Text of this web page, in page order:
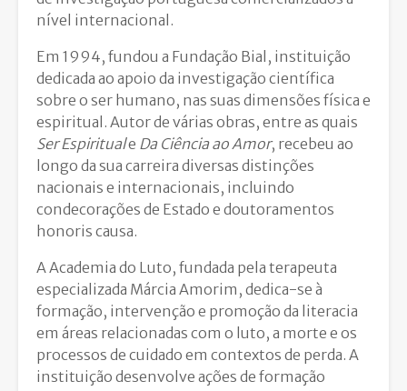
nível internacional.
Em 1994, fundou a Fundação Bial, instituição
dedicada ao apoio da investigação científica
sobre o ser humano, nas suas dimensões física e
espiritual. Autor de várias obras, entre as quais
Ser Espirituale Da Ciência ao Amor, recebeu ao
longo da sua carreira diversas distinções
nacionais e internacionais, incluindo
condecorações de Estado e doutoramentos
honoris causa.
A Academia do Luto, fundada pela terapeuta
especializada Márcia Amorim, dedica-se à
formação, intervenção e promoção da literacia
em áreas relacionadas com o luto, a morte e os
processos de cuidado em contextos de perda. A
instituição desenvolve ações de formação